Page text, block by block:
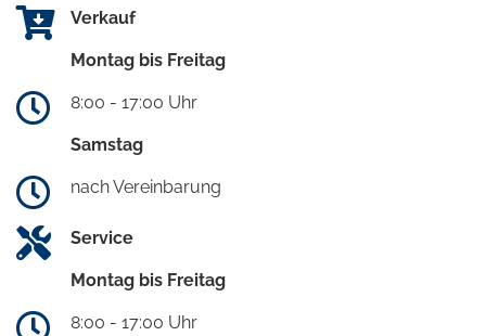
Verkauf
Montag bis Freitag
8:00 - 17:00 Uhr
Samstag
nach Vereinbarung
Service
Montag bis Freitag
8:00 - 17:00 Uhr